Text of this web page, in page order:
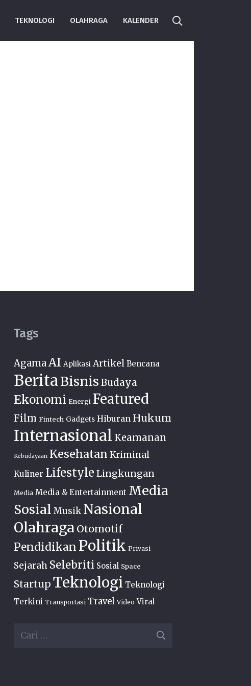
TEKNOLOGI OLAHRAGA KALENDER
Tags
AgamaAI Aplikasi Artikel Bencana
BeritaBisnis Budaya
Ekonomi Energi Featured
Film Fintech Gadgets Hiburan Hukum
Internasional Keamanan
Kebudayaan Kesehatan Kriminal
Kuliner Lifestyle Lingkungan
Media Media & Entertainment Media
Sosial Musik Nasional
Olahraga Otomotif
Pendidikan Politik Privasi
Sejarah Selebriti Sosial Space
Startup Teknologi Teknologi
Terkini Transportasi Travel Video Viral
Cari